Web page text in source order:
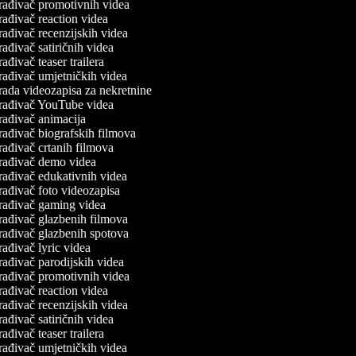
promotivnih videa
reaction videa
recenzijskih videa
satiričnih videa
teaser trailera
umjetničkih videa
videozapisa za nekretnine
YouTube videa
animacija
biografskih filmova
crtanih filmova
demo videa
edukativnih videa
foto videozapisa
gaming videa
glazbenih filmova
glazbenih spotova
lyric videa
parodijskih videa
promotivnih videa
reaction videa
recenzijskih videa
satiričnih videa
teaser trailera
umjetničkih videa